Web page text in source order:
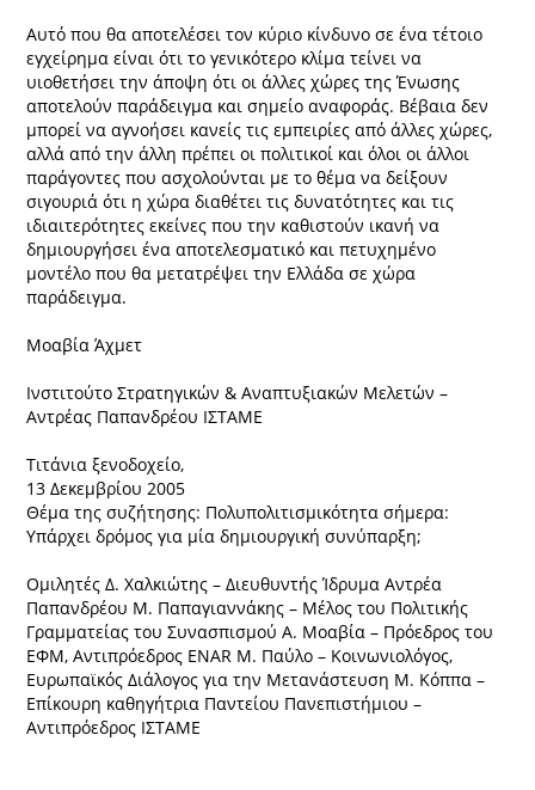
Αυτό που θα αποτελέσει τον κύριο κίνδυνο σε ένα τέτοιο
εγχείρημα είναι ότι το γενικότερο κλίμα τείνει να
υιοθετήσει την άποψη ότι οι άλλες χώρες της Ένωσης
αποτελούν παράδειγμα και σημείο αναφοράς. Βέβαια δεν
μπορεί να αγνοήσει κανείς τις εμπειρίες από άλλες χώρες,
αλλά από την άλλη πρέπει οι πολιτικοί και όλοι οι άλλοι
παράγοντες που ασχολούνται με το θέμα να δείξουν
σιγουριά ότι η χώρα διαθέτει τις δυνατότητες και τις
ιδιαιτερότητες εκείνες που την καθιστούν ικανή να
δημιουργήσει ένα αποτελεσματικό και πετυχημένο
μοντέλο που θα μετατρέψει την Ελλάδα σε χώρα
παράδειγμα.
Μοαβία Άχμετ
Ινστιτούτο Στρατηγικών & Αναπτυξιακών Μελετών –
Αντρέας Παπανδρέου ΙΣΤΑΜΕ
Τιτάνια ξενοδοχείο,
13 Δεκεμβρίου 2005
Θέμα της συζήτησης: Πολυπολιτισμικότητα σήμερα:
Υπάρχει δρόμος για μία δημιουργική συνύπαρξη;
Ομιλητές Δ. Χαλκιώτης – Διευθυντής Ίδρυμα Αντρέα
Παπανδρέου Μ. Παπαγιαννάκης – Μέλος του Πολιτικής
Γραμματείας του Συνασπισμού Α. Μοαβία – Πρόεδρος του
ΕΦΜ, Αντιπρόεδρος ΕNAR Μ. Παύλο – Κοινωνιολόγος,
Ευρωπαϊκός Διάλογος για την Μετανάστευση Μ. Κόππα –
Επίκουρη καθηγήτρια Παντείου Πανεπιστήμιου –
Αντιπρόεδρος ΙΣΤΑΜΕ